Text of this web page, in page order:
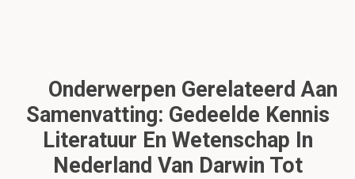
Onderwerpen Gerelateerd Aan
Samenvatting: Gedeelde Kennis
Literatuur En Wetenschap In
Nederland Van Darwin Tot